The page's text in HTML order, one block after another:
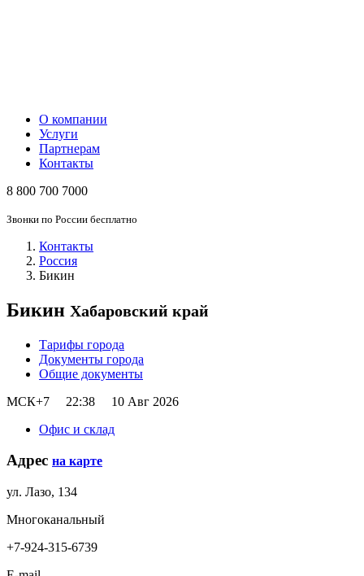
О компании
Услуги
Партнерам
Контакты
8 800 700 7000
Звонки по России бесплатно
Контакты
Россия
Бикин
Бикин Хабаровский край
Тарифы города
Документы города
Общие документы
МСК+7
22 38
10 Авг 2026
Офис и склад
Адрес на карте
ул. Лазо, 134
Многоканальный
+7-924-315-6739